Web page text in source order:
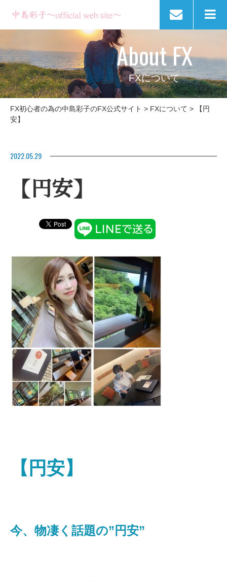
About FX
FXについて
FX初心者の為の中島彩子のFX公式サイト > FXについて >
【円
安】
2022.05.29
【円安】
【円安】
今、物凄く話題の”円安”